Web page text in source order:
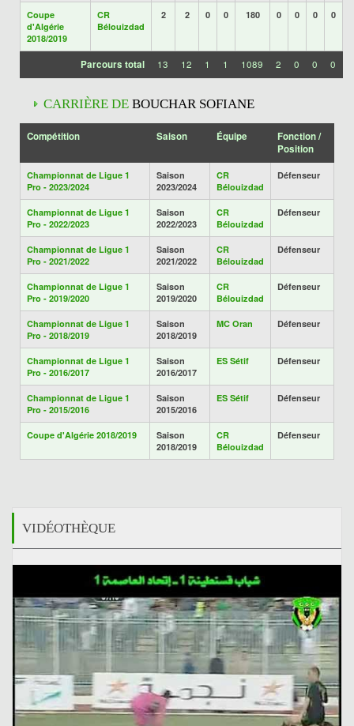
Coupe
d'Algérie
2018/2019
CR
Bélouizdad
2 2 0 0 180 0 0 0 0
Parcours total 13 12 1 1 1089 2 0 0 0
CARRIÈRE DE BOUCHAR SOFIANE
Compétition Saison Équipe
Fonction /
Position
Championnat de Ligue 1
Pro - 2023/2024
Saison
2023/2024
CR
Bélouizdad
Défenseur
Championnat de Ligue 1
Pro - 2022/2023
Saison
2022/2023
CR
Bélouizdad
Défenseur
Championnat de Ligue 1
Pro - 2021/2022
Saison
2021/2022
CR
Bélouizdad
Défenseur
Championnat de Ligue 1
Pro - 2019/2020
Saison
2019/2020
CR
Bélouizdad
Défenseur
Championnat de Ligue 1
Pro - 2018/2019
Saison
2018/2019
MC Oran Défenseur
Championnat de Ligue 1
Pro - 2016/2017
Saison
2016/2017
ES Sétif Défenseur
Championnat de Ligue 1
Pro - 2015/2016
Saison
2015/2016
ES Sétif Défenseur
Coupe d'Algérie 2018/2019
Saison
2018/2019
CR
Bélouizdad
Défenseur
VIDÉOTHÈQUE